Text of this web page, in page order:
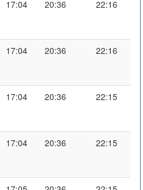
17:04 20:36 22:16
17:04 20:36 22:16
17:04 20:36 22:15
17:04 20:36 22:15